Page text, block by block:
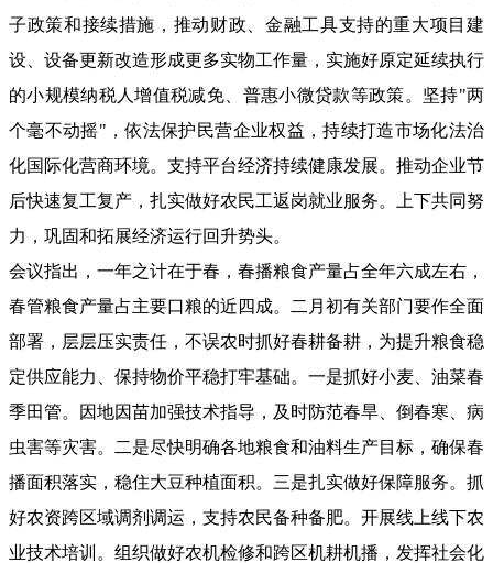
子政策和接续措施，推动财政、金融工具支持的重大项目建
设、设备更新改造形成更多实物工作量，实施好原定延续执行
的小规模纳税人增值税减免、普惠小微贷款等政策。坚持"两
个毫不动摇"，依法保护民营企业权益，持续打造市场化法治
化国际化营商环境。支持平台经济持续健康发展。推动企业节
后快速复工复产，扎实做好农民工返岗就业服务。上下共同努
力，巩固和拓展经济运行回升势头。
会议指出，一年之计在于春，春播粮食产量占全年六成左右，
春管粮食产量占主要口粮的近四成。二月初有关部门要作全面
部署，层层压实责任，不误农时抓好春耕备耕，为提升粮食稳
定供应能力、保持物价平稳打牢基础。一是抓好小麦、油菜春
季田管。因地因苗加强技术指导，及时防范春旱、倒春寒、病
虫害等灾害。二是尽快明确各地粮食和油料生产目标，确保春
播面积落实，稳住大豆种植面积。三是扎实做好保障服务。抓
好农资跨区域调剂调运，支持农民备种备肥。开展线上线下农
业技术培训。组织做好农机检修和跨区机耕机播，发挥社会化